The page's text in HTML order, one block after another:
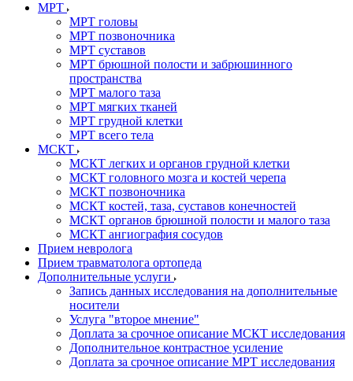
МРТ
МРТ головы
МРТ позвоночника
МРТ суставов
МРТ брюшной полости и забрюшинного
пространства
МРТ малого таза
МРТ мягких тканей
МРТ грудной клетки
МРТ всего тела
МСКТ
МСКТ легких и органов грудной клетки
МСКТ головного мозга и костей черепа
МСКТ позвоночника
МСКТ костей, таза, суставов конечностей
МСКТ органов брюшной полости и малого таза
МСКТ ангиография сосудов
Прием невролога
Прием травматолога ортопеда
Дополнительные услуги
Запись данных исследования на дополнительные
носители
Услуга "второе мнение"
Доплата за срочное описание МСКТ исследования
Дополнительное контрастное усиление
Доплата за срочное описание МРТ исследования